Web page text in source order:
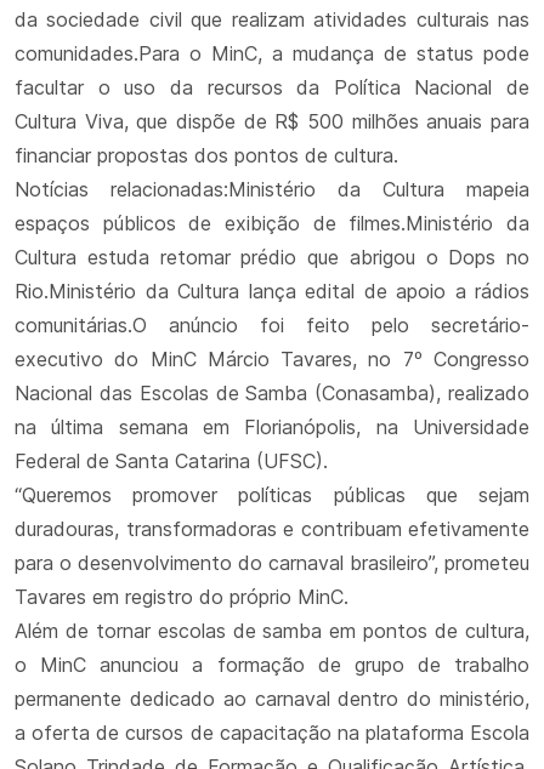
da sociedade civil que realizam atividades culturais nas
comunidades.Para o MinC, a mudança de status pode
facultar o uso da recursos da Política Nacional de
Cultura Viva, que dispõe de R$ 500 milhões anuais para
financiar propostas dos pontos de cultura.
Notícias relacionadas:Ministério da Cultura mapeia
espaços públicos de exibição de filmes.Ministério da
Cultura estuda retomar prédio que abrigou o Dops no
Rio.Ministério da Cultura lança edital de apoio a rádios
comunitárias.O anúncio foi feito pelo secretário-
executivo do MinC Márcio Tavares, no 7º Congresso
Nacional das Escolas de Samba (Conasamba), realizado
na última semana em Florianópolis, na Universidade
Federal de Santa Catarina (UFSC).
“Queremos promover políticas públicas que sejam
duradouras, transformadoras e contribuam efetivamente
para o desenvolvimento do carnaval brasileiro”, prometeu
Tavares em registro do próprio MinC.
Além de tornar escolas de samba em pontos de cultura,
o MinC anunciou a formação de grupo de trabalho
permanente dedicado ao carnaval dentro do ministério,
a oferta de cursos de capacitação na plataforma Escola